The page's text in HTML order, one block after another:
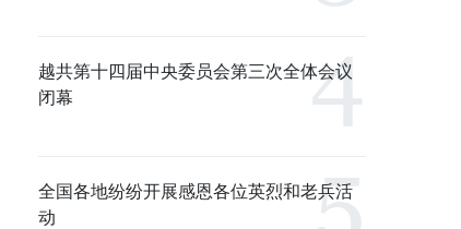
越共第十四届中央委员会第三次全体会议
闭幕
全国各地纷纷开展感恩各位英烈和老兵活
动